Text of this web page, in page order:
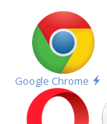
Google Chrome